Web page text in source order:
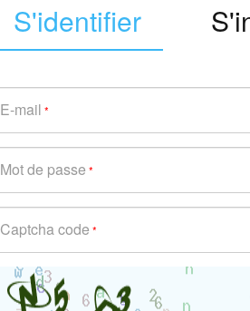
S'identifier
E-mail *
Mot de passe *
Captcha code *